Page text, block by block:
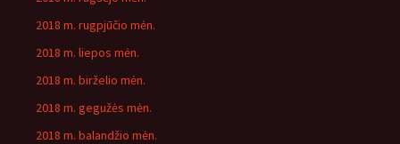
2018 m. rugpjūčio mėn.
2018 m. liepos mėn.
2018 m. birželio mėn.
2018 m. gegužės mėn.
2018 m. balandžio mėn.